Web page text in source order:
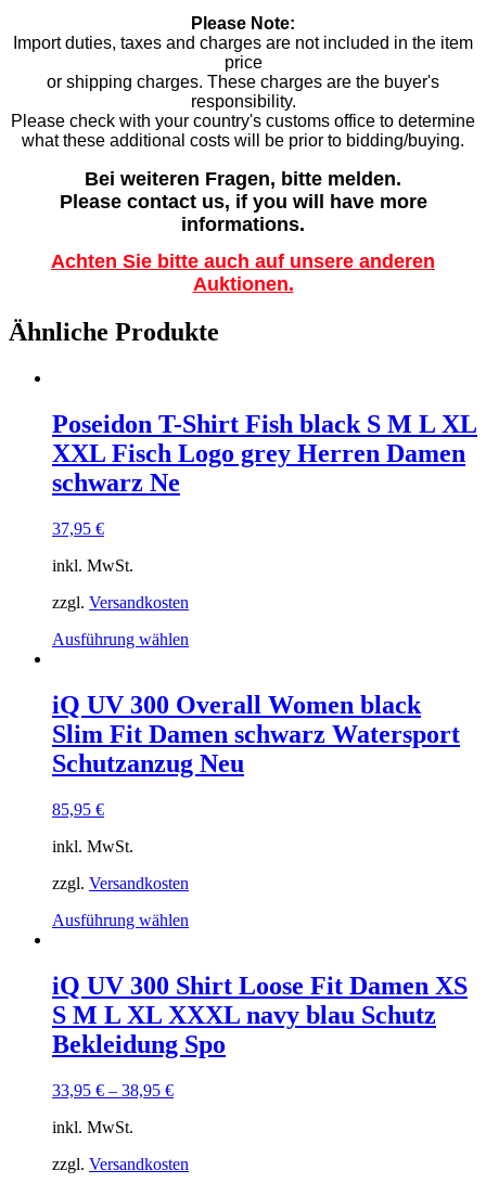
Please Note:
Import duties, taxes and charges are not included in the item
price
or shipping charges. These charges are the buyer's
responsibility.
Please check with your country's customs office to determine
what these additional costs will be prior to bidding/buying.
Bei weiteren Fragen, bitte melden.
Please contact us, if you will have more
informations.
Achten Sie bitte auch auf unsere anderen
Auktionen.
Ähnliche Produkte
Poseidon T-Shirt Fish black S M L XL
XXL Fisch Logo grey Herren Damen
schwarz Ne
37,95 €
inkl. MwSt.
zzgl. Versandkosten
Ausführung wählen
mehrere
Varianten
auf.
Die
Optionen
werden
iQ UV 300 Overall Women black
Slim Fit Damen schwarz Watersport
Schutzanzug Neu
85,95 €
inkl. MwSt.
zzgl. Versandkosten
Ausführung wählen
mehrere
Varianten
auf.
Die
Optionen
werden
iQ UV 300 Shirt Loose Fit Damen XS
S M L XL XXXL navy blau Schutz
Bekleidung Spo
33,95 € – 38,95 €
inkl. MwSt.
zzgl. Versandkosten